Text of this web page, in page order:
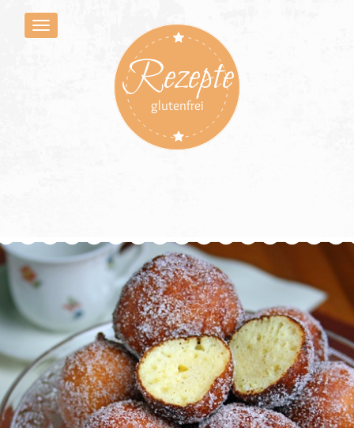
Rezepte
glutenfrei